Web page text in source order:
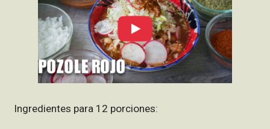
Ingredientes para 12 porciones: